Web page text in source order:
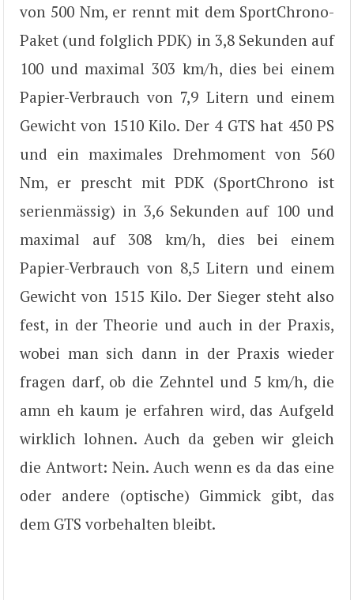
von 500 Nm, er rennt mit dem SportChrono-
Paket (und folglich PDK) in 3,8 Sekunden auf
100 und maximal 303 km/h, dies bei einem
Papier-Verbrauch von 7,9 Litern und einem
Gewicht von 1510 Kilo. Der 4 GTS hat 450 PS
und ein maximales Drehmoment von 560
Nm, er prescht mit PDK (SportChrono ist
serienmässig) in 3,6 Sekunden auf 100 und
maximal auf 308 km/h, dies bei einem
Papier-Verbrauch von 8,5 Litern und einem
Gewicht von 1515 Kilo. Der Sieger steht also
fest, in der Theorie und auch in der Praxis,
wobei man sich dann in der Praxis wieder
fragen darf, ob die Zehntel und 5 km/h, die
amn eh kaum je erfahren wird, das Aufgeld
wirklich lohnen. Auch da geben wir gleich
die Antwort: Nein. Auch wenn es da das eine
oder andere (optische) Gimmick gibt, das
dem GTS vorbehalten bleibt.